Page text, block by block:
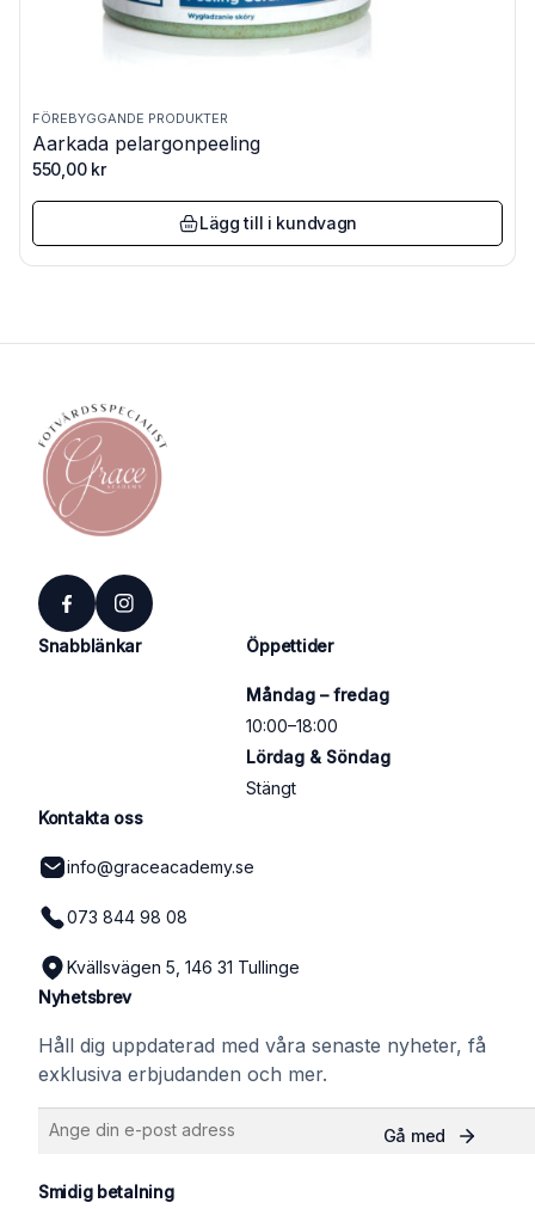
FÖREBYGGANDE PRODUKTER
Aarkada pelargonpeeling
550,00 kr
Lägg till i kundvagn
Snabblänkar Öppettider
Måndag – fredag
10:00–18:00
Lördag & Söndag
Stängt
Kontakta oss
info@graceacademy.se
073 844 98 08
Kvällsvägen 5, 146 31 Tullinge
Nyhetsbrev
Håll dig uppdaterad med våra senaste nyheter, få
exklusiva erbjudanden och mer.
Smidig betalning